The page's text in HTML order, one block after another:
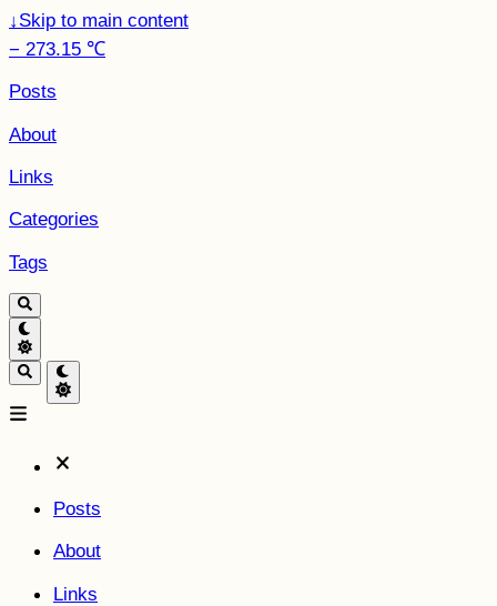
↓Skip to main content
− 273.15 ℃
Posts
About
Links
Categories
Tags
Posts
About
Links